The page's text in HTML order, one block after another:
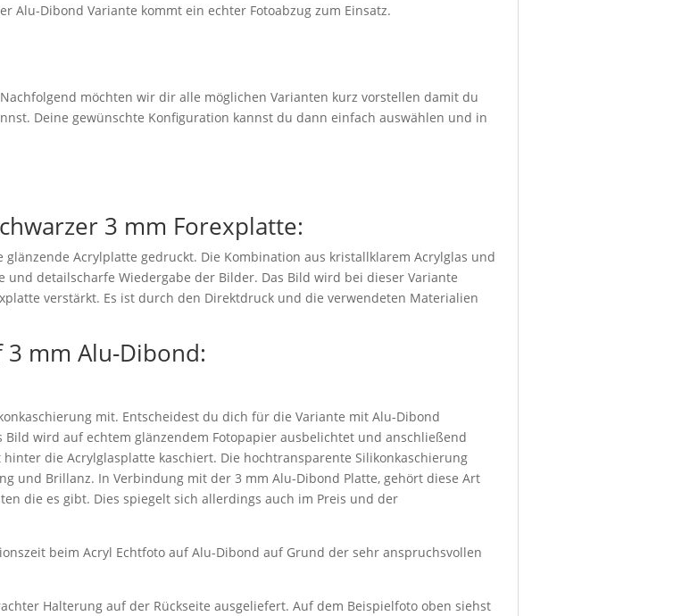
Alu-Dibond Variante kommt ein echter Fotoabzug zum Einsatz.
möchten wir dir alle möglichen Varianten kurz vorstellen damit du
Deine gewünschte Konfiguration kannst du dann einfach auswählen und in
3 mm Forexplatte:
Acrylplatte gedruckt. Die Kombination aus kristallklarem Acrylglas und
detailscharfe Wiedergabe der Bilder. Das Bild wird bei dieser Variante
verstärkt. Es ist durch den Direktdruck und die verwendeten Materialien
mm Alu-Dibond:
mit. Entscheidest du dich für die Variante mit Alu-Dibond
Bild wird auf echtem glänzendem Fotopapier ausbelichtet und anschließend
die Acrylglasplatte kaschiert. Die hochtransparente Silikonkaschierung
und Brillanz. In Verbindung mit der 3 mm Alu-Dibond Platte, gehört diese Art
die es gibt. Dies spiegelt sich allerdings auch im Preis und der
beim Acryl Echtfoto auf Alu-Dibond auf Grund der sehr anspruchsvollen
Halterung auf der Rückseite ausgeliefert. Auf dem Beispielfoto oben siehst